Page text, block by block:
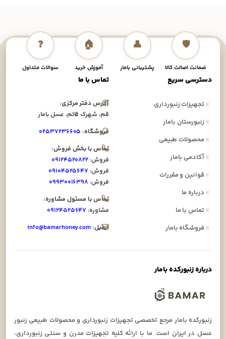
🛡️
ضمانت اصالت کالا
👤
پشتیبانی بامار
🏠
آموزش خرید
❓
سوالات متداول
دسترسی سریع
»تجهیزات زنبورداری
»زنبورستان بامار
»محصولات طبیعی
»آکادمی بامار
»قوانین و مقررات
»درباره ما
»تماس با ما
»فروشگاه بامار
تماس با ما
آدرس دفتر مرکزی:
قم، شهرک قائم، عسل بامار
فروشگاه: ۰۲۵۳۷۲۳۶۶۰۵
تماس با بخش فروش:
فروش: ۰۹۱۲۴۵۲۰۸۲۲
فروش: ۰۹۱۰۴۵۲۵۶۴۷
فروش: ۰۹۹۳۰۰۱۶۳۹۸
تماس با مسئول مشاوره:
مشاوره: ۰۹۱۲۴۵۲۵۶۴۷
ایمیل: info@bamarhoney.com
درباره زنبورکده بامار
زنبورکده بامار مرجع تخصصی تجهیزات زنبورداری و محصولات طبیعی زنبور
عسل در ایران است. ما با ارائه کلیه تجهیزات مدرن و سنتی زنبورداری،